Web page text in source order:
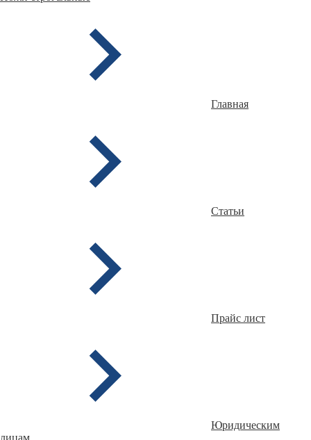
Главная
Статьи
Прайс лист
Юридическим
лицам